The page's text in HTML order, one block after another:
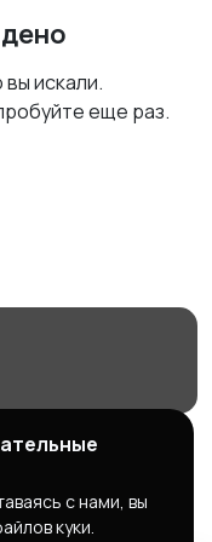
искали.
еще раз.
| Работа |
ОГРН
с нами, вы
куки.